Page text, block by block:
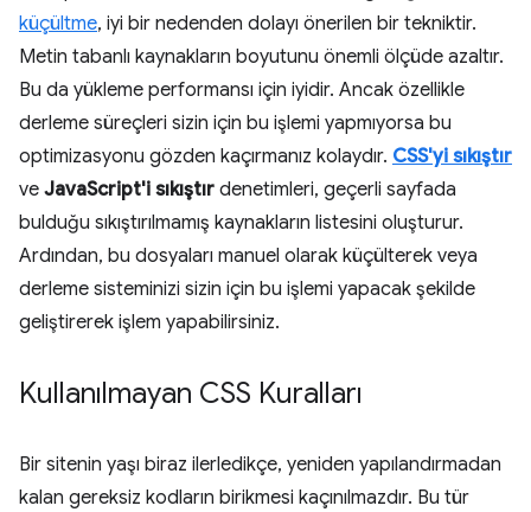
küçültme, iyi bir nedenden dolayı önerilen bir tekniktir.
Metin tabanlı kaynakların boyutunu önemli ölçüde azaltır.
Bu da yükleme performansı için iyidir. Ancak özellikle
derleme süreçleri sizin için bu işlemi yapmıyorsa bu
optimizasyonu gözden kaçırmanız kolaydır. CSS'yi sıkıştır
ve JavaScript'i sıkıştır denetimleri, geçerli sayfada
bulduğu sıkıştırılmamış kaynakların listesini oluşturur.
Ardından, bu dosyaları manuel olarak küçülterek veya
derleme sisteminizi sizin için bu işlemi yapacak şekilde
geliştirerek işlem yapabilirsiniz.
Kullanılmayan CSS Kuralları
Bir sitenin yaşı biraz ilerledikçe, yeniden yapılandırmadan
kalan gereksiz kodların birikmesi kaçınılmazdır. Bu tür